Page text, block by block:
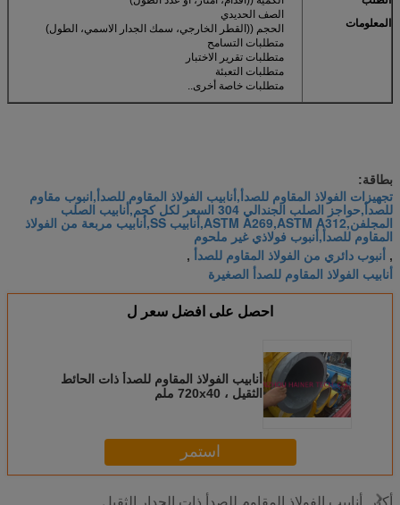
المعلومات
الصف الحديدي
الحجم ((القطر الخارجي، سمك الجدار الاسمي، الطول)
متطلبات التسامح
متطلبات تقرير الاختبار
متطلبات التعبئة
متطلبات خاصة أخرى..
بطاقة:
تجهيزات الفولاذ المقاوم للصدأ,أنابيب الفولاذ المقاوم للصدأ,انبوب مقاوم
للصدأ,حواجز الصلب الجندالي 304 السعر لكل كجم,أنابيب الصلب
المجلفن,ASTM A269,ASTM A312,أنابيب SS,أنابيب مربعة من الفولاذ
المقاوم للصدأ,أنبوب فولاذي غير ملحوم
, أنبوب دائري من الفولاذ المقاوم للصدأ ,
أنابيب الفولاذ المقاوم للصدأ الصغيرة
احصل على افضل سعر ل
أنابيب الفولاذ المقاوم للصدأ ذات الحائط
الثقيل ، 720x40 ملم
استمر
أكثر أنابيب الفولاذ المقاوم للصدأ ذات الجدار الثقيل